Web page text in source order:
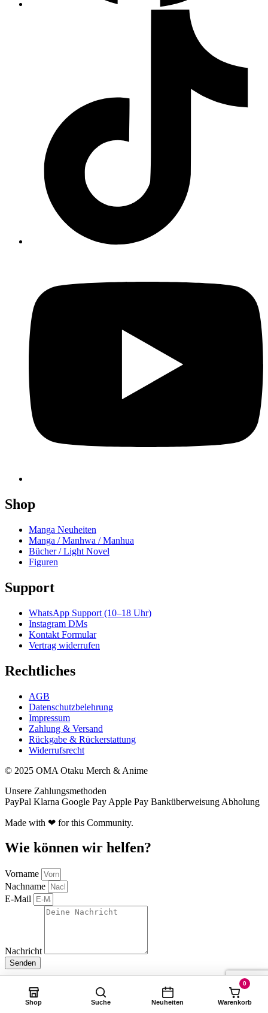
Shop Suche Neuheiten Warenkorb
0
Shop
Manga Neuheiten
Manga / Manhwa / Manhua
Bücher / Light Novel
Figuren
Support
WhatsApp Support (10–18 Uhr)
Instagram DMs
Kontakt Formular
Vertrag widerrufen
Rechtliches
AGB
Datenschutzbelehrung
Impressum
Zahlung & Versand
Rückgabe & Rückerstattung
Widerrufsrecht
© 2025 OMA Otaku Merch & Anime
Unsere Zahlungsmethoden
PayPal Klarna Google Pay Apple Pay Banküberweisung Abholung
Made with ❤ for this Community.
Wie können wir helfen?
Vorname
Nachname
E-Mail
Nachricht
Senden